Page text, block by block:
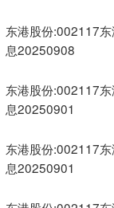
东港股份:002117
息20250908
东港股份:002117
息20250901
东港股份:002117
息20250901